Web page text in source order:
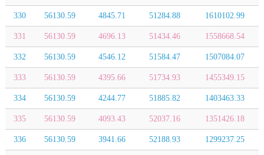
330 56130.59 4845.71 51284.88 1610102.99
331 56130.59 4696.13 51434.46 1558668.54
332 56130.59 4546.12 51584.47 1507084.07
333 56130.59 4395.66 51734.93 1455349.15
334 56130.59 4244.77 51885.82 1403463.33
335 56130.59 4093.43 52037.16 1351426.18
336 56130.59 3941.66 52188.93 1299237.25